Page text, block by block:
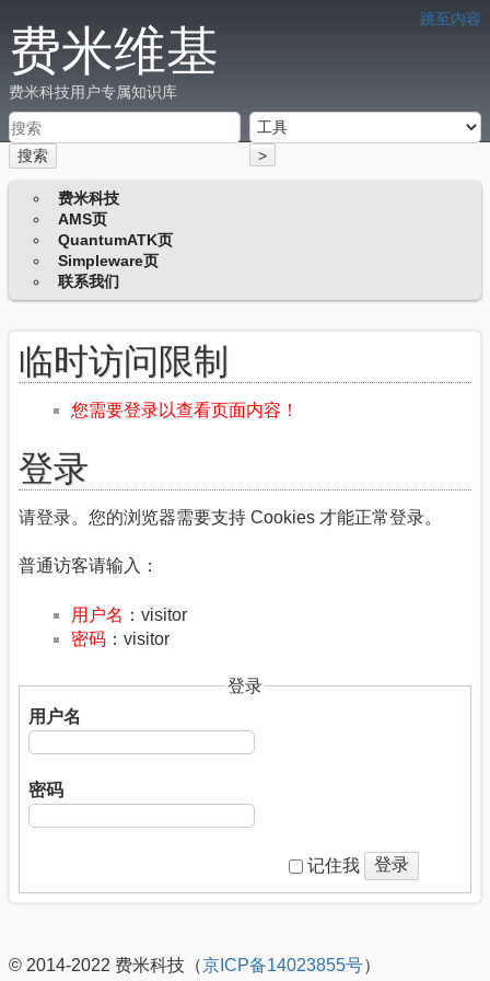
跳至内容
费米维基
费米科技用户专属知识库
搜索 >
费米科技
AMS页
QuantumATK页
Simpleware页
联系我们
临时访问限制
您需要登录以查看页面内容！
登录
请登录。您的浏览器需要支持 Cookies 才能正常登录。
普通访客请输入：
用户名 ：visitor
密码 ：visitor
登录
用户名
密码
记住我 登录
© 2014-2022 费米科技（京ICP备14023855号）